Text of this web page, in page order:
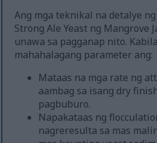
Ang mga teknikal na detalye
Strong Ale Yeast ng Mangrove
unawa sa pagganap nito.
mahahalagang parameter ang:
Mataas na mga rate ng
aambag sa isang dry
pagbuburo.
Napakataas ng
nagreresulta sa mas